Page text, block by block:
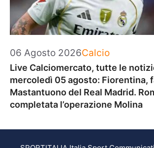
06 Agosto 2026Categorie
Calcio
Live Calciomercato, tutte le
mercoledì 05 agosto: Fiorentina,
Mastantuono del Real Madrid.
completata l’operazione Molina